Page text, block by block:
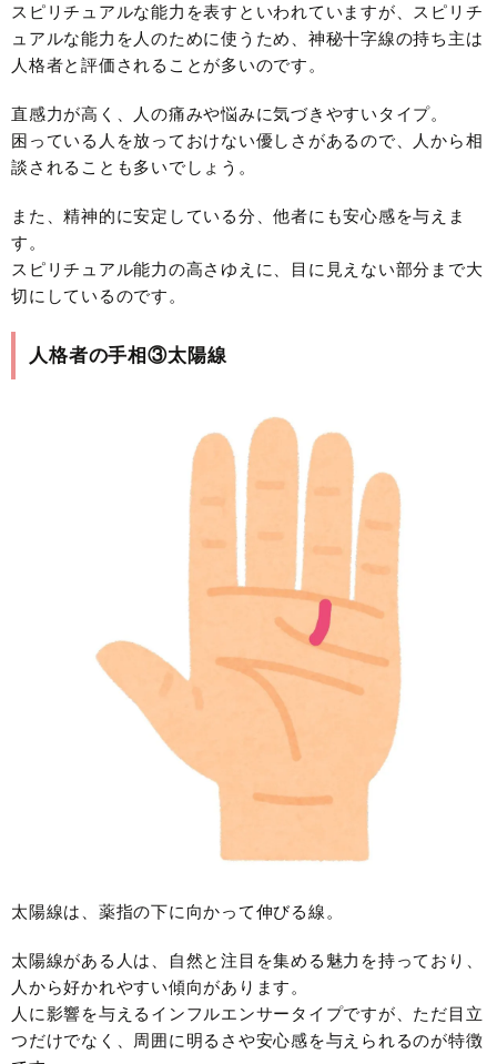
スピリチュアルな能力を表すといわれていますが、スピリチ
ュアルな能力を人のために使うため、神秘十字線の持ち主は
人格者と評価されることが多いのです。
直感力が高く、人の痛みや悩みに気づきやすいタイプ。
困っている人を放っておけない優しさがあるので、人から相
談されることも多いでしょう。
また、精神的に安定している分、他者にも安心感を与えま
す。
スピリチュアル能力の高さゆえに、目に見えない部分まで大
切にしているのです。
人格者の手相③太陽線
太陽線は、薬指の下に向かって伸びる線。
太陽線がある人は、自然と注目を集める魅力を持っており、
人から好かれやすい傾向があります。
人に影響を与えるインフルエンサータイプですが、ただ目立
つだけでなく、周囲に明るさや安心感を与えられるのが特徴